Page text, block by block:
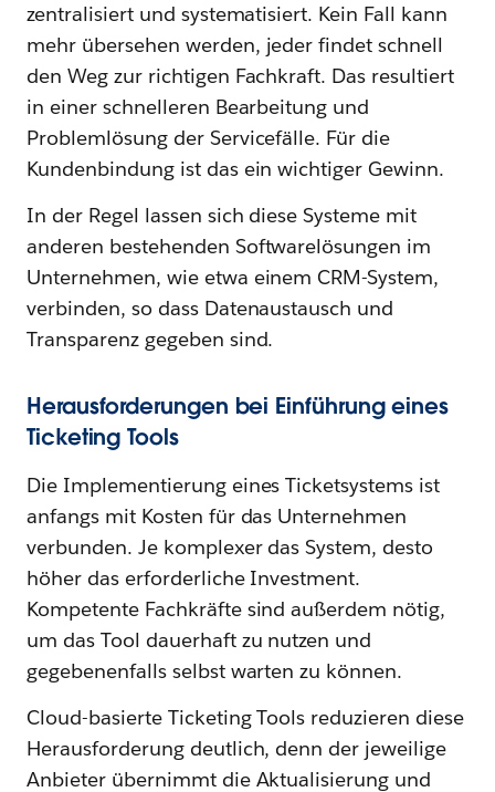
zentralisiert und systematisiert. Kein Fall kann
mehr übersehen werden, jeder findet schnell
den Weg zur richtigen Fachkraft. Das resultiert
in einer schnelleren Bearbeitung und
Problemlösung der Servicefälle. Für die
Kundenbindung ist das ein wichtiger Gewinn.
In der Regel lassen sich diese Systeme mit
anderen bestehenden Softwarelösungen im
Unternehmen, wie etwa einem CRM-System,
verbinden, so dass Datenaustausch und
Transparenz gegeben sind.
Herausforderungen bei Einführung eines
Ticketing Tools
Die Implementierung eines Ticketsystems ist
anfangs mit Kosten für das Unternehmen
verbunden. Je komplexer das System, desto
höher das erforderliche Investment.
Kompetente Fachkräfte sind außerdem nötig,
um das Tool dauerhaft zu nutzen und
gegebenenfalls selbst warten zu können.
Cloud-basierte Ticketing Tools reduzieren diese
Herausforderung deutlich, denn der jeweilige
Anbieter übernimmt die Aktualisierung und